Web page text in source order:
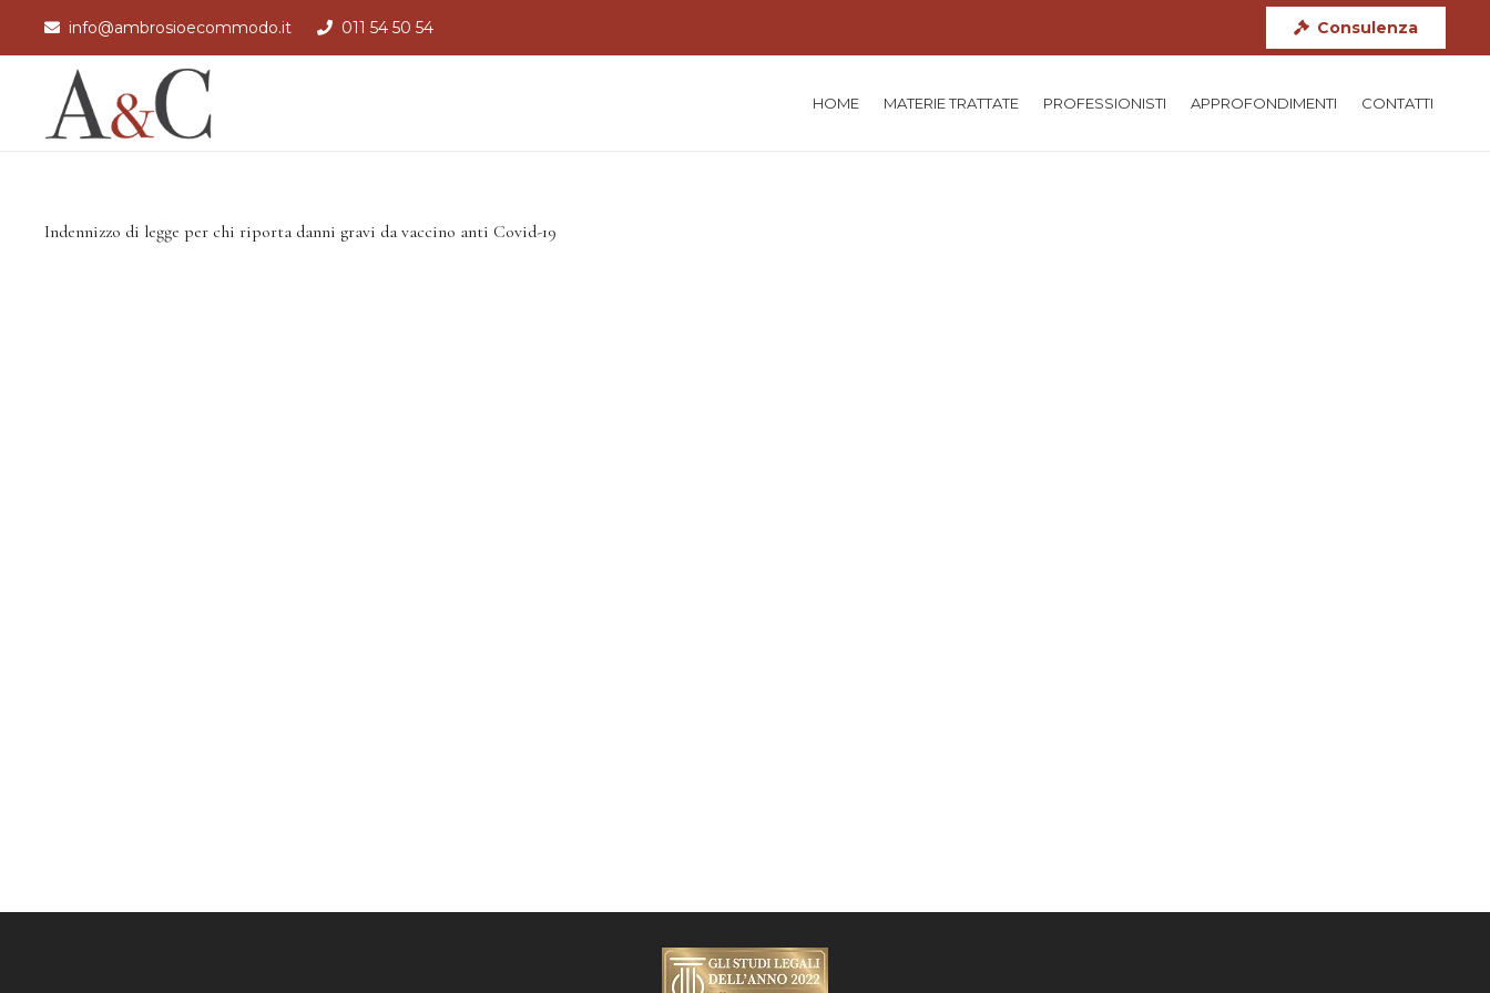
info@ambrosioecommodo.it 011 54 50 54 Consulenza
HOME MATERIE TRATTATE PROFESSIONISTI APPROFONDIMENTI CONTATTI
Indennizzo di legge per chi riporta danni gravi da vaccino anti Covid-19